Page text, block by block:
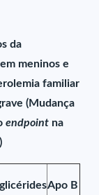
da
meninos e
familiar
(Mudança
endpoint na
Apo B